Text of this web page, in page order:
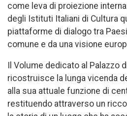
come leva di proiezione
degli Istituti Italiani di Cultura
piattaforme di dialogo tra
comune e da una visione
Il Volume dedicato al Palazzo
ricostruisce la lunga vicenda
alla sua attuale funzione di
restituendo attraverso un